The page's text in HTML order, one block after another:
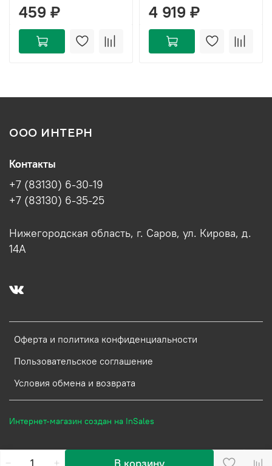
В корзину
459 ₽ 4 919 ₽
ООО ИНТЕРН
Оферта и политика конфиденциальности
Пользовательское соглашение
Условия обмена и возврата
Контакты
+7 (83130) 6-30-19
+7 (83130) 6-35-25
Нижегородская область, г. Саров, ул. Кирова, д.
14А
Интернет-магазин создан на InSales